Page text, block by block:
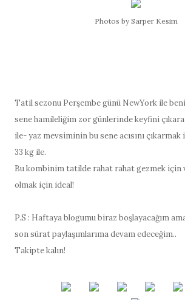
Photos by Sarper Kesim
Tatil sezonu Perşembe günü NewYork ile
sene hamileliğim zor günlerinde keyfini
ile- yaz mevsiminin bu sene acısını
33 kg ile.
Bu kombinim tatilde rahat rahat gezmek için
olmak için ideal!
P.S : Haftaya blogumu biraz boşlayacağım
son sürat paylaşımlarıma devam edeceğim..
Takipte kalın!